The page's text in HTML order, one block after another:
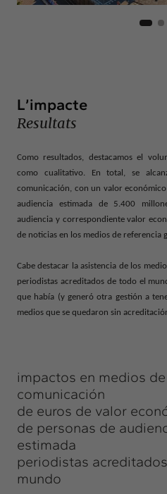
L’impacte
Resultats
Como resultados, destacamos el
como cualitativo. En total, se
comunicación, con un valor
audiencia estimada de 5.400
audiencia y correspondiente valor
de noticias en los medios de referencia
Cabe destacar la asistencia de los
periodistas acreditados de todo el
que había (y generó otra gestión a
medios que se quedaron sin
impactos en medios de
comunicación
de euros de valor
de personas de
estimada
periodistas
mundo